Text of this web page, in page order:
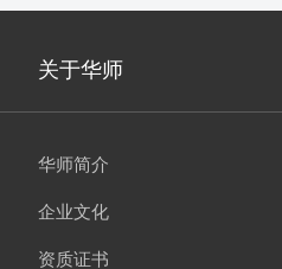
关于华师
华师简介
企业文化
资质证书